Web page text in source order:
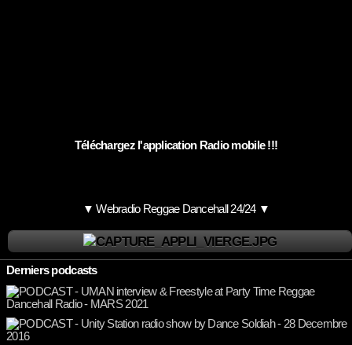
Téléchargez l'application Radio mobile !!!
▼ Webradio Reggae Dancehall 24/24 ▼
Derniers podcasts